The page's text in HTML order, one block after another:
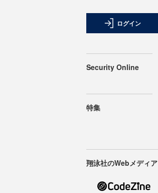
ログイン
Security Online
特集
翔泳社のWebメディア